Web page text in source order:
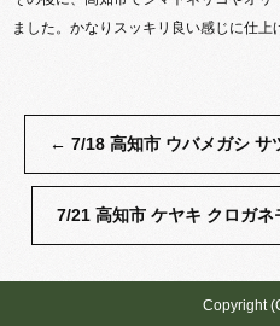
ました。かなりスッキリ良い感じに仕上
← 7/18 高知市 ウバメガシ サ
7/21 高知市 ケヤキ クロガ
Copyright